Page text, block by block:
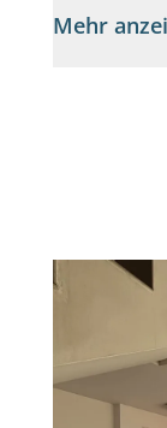
und eignet
Lösungen
2.OG, Top
2.OG, Top
3.OG, Top
Mehr